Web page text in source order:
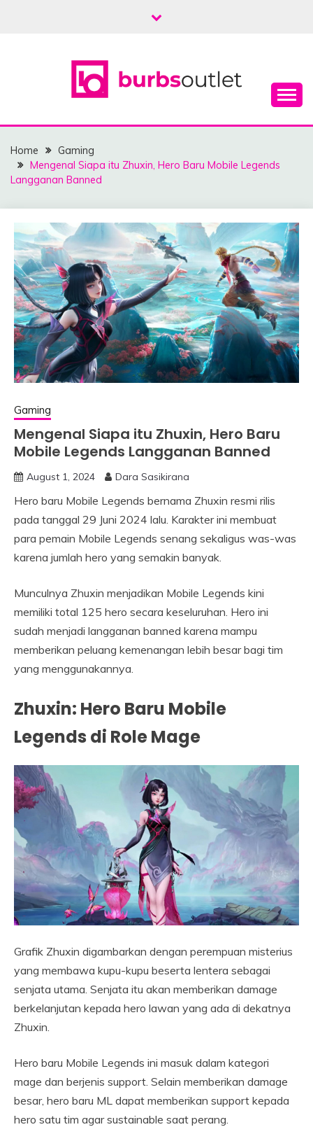
BURBSOULETNIKE
Home
Gaming
Mengenal Siapa itu Zhuxin, Hero Baru Mobile Legends
Langganan Banned
Gaming
Mengenal Siapa itu Zhuxin, Hero Baru
Mobile Legends Langganan Banned
August 1, 2024 Dara Sasikirana
Hero baru Mobile Legends bernama Zhuxin resmi rilis
pada tanggal 29 Juni 2024 lalu. Karakter ini membuat
para pemain Mobile Legends senang sekaligus was-was
karena jumlah hero yang semakin banyak.
Munculnya Zhuxin menjadikan Mobile Legends kini
memiliki total 125 hero secara keseluruhan. Hero ini
sudah menjadi langganan banned karena mampu
memberikan peluang kemenangan lebih besar bagi tim
yang menggunakannya.
Zhuxin: Hero Baru Mobile
Legends di Role Mage
Grafik Zhuxin digambarkan dengan perempuan misterius
yang membawa kupu-kupu beserta lentera sebagai
senjata utama. Senjata itu akan memberikan damage
berkelanjutan kepada hero lawan yang ada di dekatnya
Zhuxin.
Hero baru Mobile Legends ini masuk dalam kategori
mage dan berjenis support. Selain memberikan damage
besar, hero baru ML dapat memberikan support kepada
hero satu tim agar sustainable saat perang.